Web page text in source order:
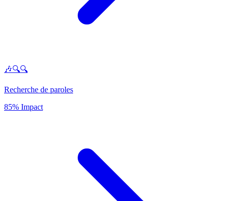
🎶🔍🔍
Recherche de paroles
85% Impact